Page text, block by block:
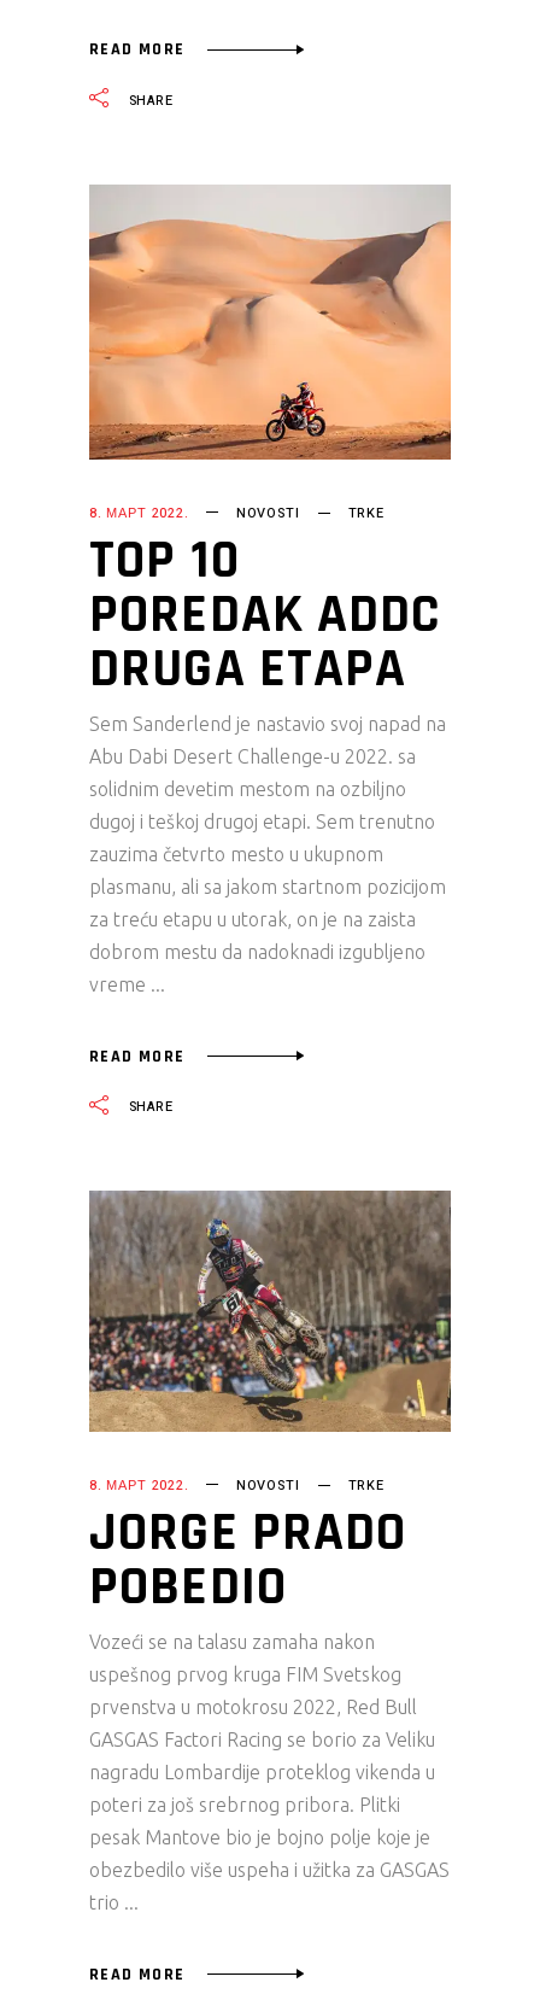
READ MORE
SHARE
8. МАРТ 2022. NOVOSTI TRKE
TOP 10
POREDAK ADDC
DRUGA ETAPA
Sem Sanderlend je nastavio svoj napad na
Abu Dabi Desert Challenge-u 2022. sa
solidnim devetim mestom na ozbiljno
dugoj i teškoj drugoj etapi. Sem trenutno
zauzima četvrto mesto u ukupnom
plasmanu, ali sa jakom startnom pozicijom
za treću etapu u utorak, on je na zaista
dobrom mestu da nadoknadi izgubljeno
vreme
READ MORE
SHARE
8. МАРТ 2022. NOVOSTI TRKE
JORGE PRADO
POBEDIO
Vozeći se na talasu zamaha nakon
uspešnog prvog kruga FIM Svetskog
prvenstva u motokrosu 2022, Red Bull
GASGAS Factori Racing se borio za Veliku
nagradu Lombardije proteklog vikenda u
poteri za još srebrnog pribora. Plitki
pesak Mantove bio je bojno polje koje je
obezbedilo više uspeha i užitka za GASGAS
trio
READ MORE